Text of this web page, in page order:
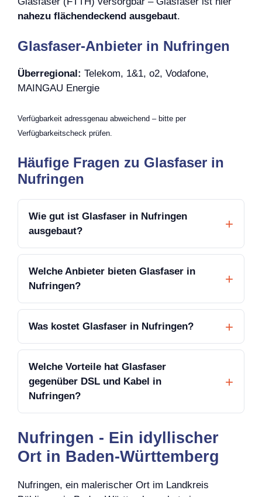
nahezu flächendeckend ausgebaut.
Glasfaser-Anbieter in Nufringen
Überregional: Telekom, 1&1, o2, Vodafone,
MAINGAU Energie
Verfügbarkeit adressgenau abweichend – bitte per
Verfügbarkeitscheck prüfen.
Häufige Fragen zu Glasfaser in
Nufringen
Wie gut ist Glasfaser in Nufringen
ausgebaut?
Welche Anbieter bieten Glasfaser in
Nufringen?
Was kostet Glasfaser in Nufringen?
Welche Vorteile hat Glasfaser
gegenüber DSL und Kabel in
Nufringen?
Nufringen - Ein idyllischer
Ort in Baden-Württemberg
Nufringen, ein malerischer Ort im Landkreis